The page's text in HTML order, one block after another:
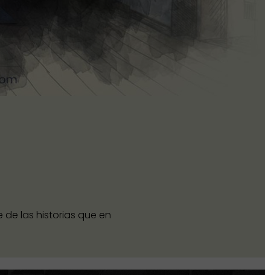
de las historias que en